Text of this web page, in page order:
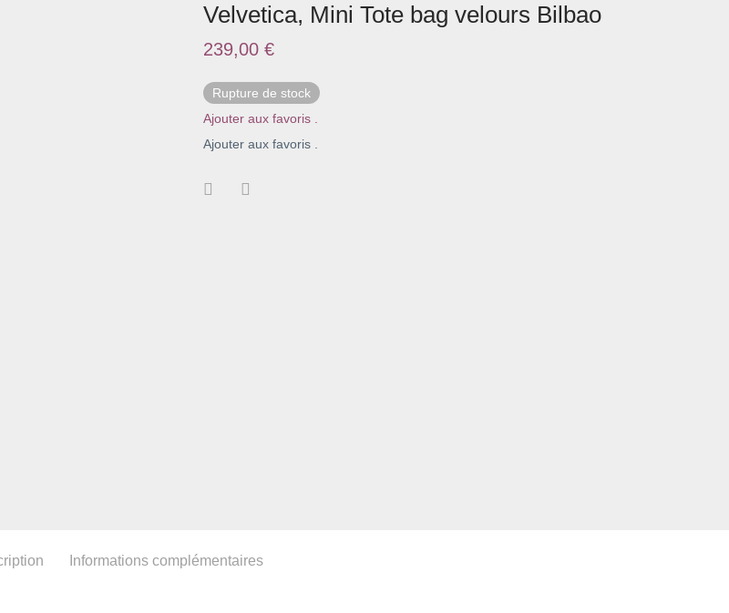
Velvetica, Mini Tote bag velours Bilbao
239,00 €
Rupture de stock
Ajouter aux favoris .
Ajouter aux favoris .
Informations complémentaires